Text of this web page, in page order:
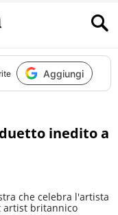
Aggiungi
inedito a
che celebra l'artista
artist britannico